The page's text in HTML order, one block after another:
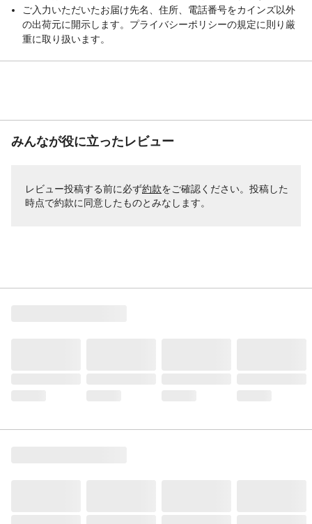
ご入力いただいたお届け先名、住所、電話番号をカインズ以外
の出荷元に開示します。プライバシーポリシーの規定に則り厳
重に取り扱います。
みんなが役に立ったレビュー
レビュー投稿する前に必ず約款をご確認ください。投稿した
時点で約款に同意したものとみなします。